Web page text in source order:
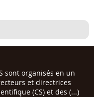
sont organisés en un
et directrices
(CS) et des (...)